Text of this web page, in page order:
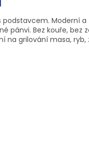
Moderní a
pánvi. Bez kouře, bez
na grilování masa, ryb,